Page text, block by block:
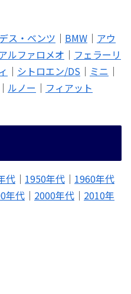
ス・ベンツ ｜ BMW ｜ アウ
ルファロメオ ｜ フェラーリ
｜ シトロエン/DS ｜ ミニ ｜
｜ ルノー ｜ フィアット
代 ｜ 1950年代 ｜ 1960年代
年代 ｜ 2000年代 ｜ 2010年